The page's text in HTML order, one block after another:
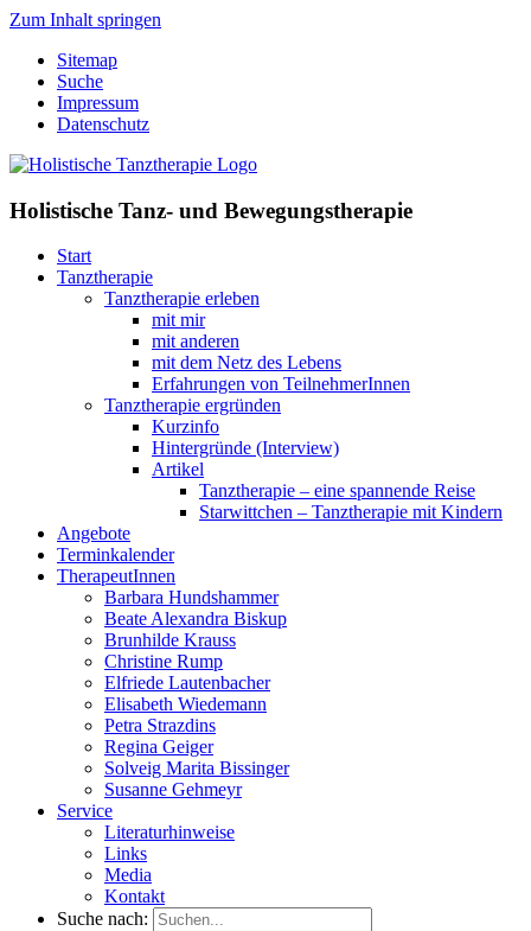
Zum Inhalt springen
Sitemap
Suche
Impressum
Datenschutz
Holistische Tanz- und Bewegungstherapie
Start
Tanztherapie
Tanztherapie erleben
mit mir
mit anderen
mit dem Netz des Lebens
Erfahrungen von TeilnehmerInnen
Tanztherapie ergründen
Kurzinfo
Hintergründe (Interview)
Artikel
Tanztherapie – eine spannende Reise
Starwittchen – Tanztherapie mit Kindern
Angebote
Terminkalender
TherapeutInnen
Barbara Hundshammer
Beate Alexandra Biskup
Brunhilde Krauss
Christine Rump
Elfriede Lautenbacher
Elisabeth Wiedemann
Petra Strazdins
Regina Geiger
Solveig Marita Bissinger
Susanne Gehmeyr
Service
Literaturhinweise
Links
Media
Kontakt
Suche nach: